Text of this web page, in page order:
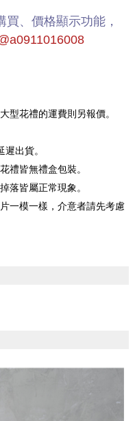
、價格顯示功能，
型花禮的運費則另報價。
出貨。
禮皆無禮盒包裝。
落皆屬正常現象。
一模一樣，介意者請先考慮